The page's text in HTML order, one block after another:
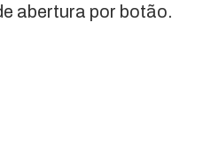
abertura por botão.